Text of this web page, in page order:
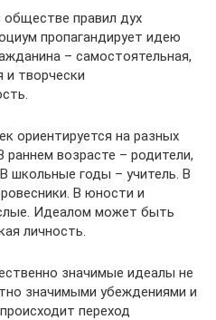
правил дух
пропагандирует идею
– самостоятельная,
творчески
ориентируется на разных
раннем возрасте – родители,
школьные годы – учитель. В
В юности и
Идеалом может быть
личность.
значимые идеалы не
значимыми убеждениями и
переход